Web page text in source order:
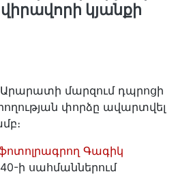
կյանքի
Արարատի մարզում դպրոցի
փորձը ավարտվել
Գագիկ
ի սահմաններում